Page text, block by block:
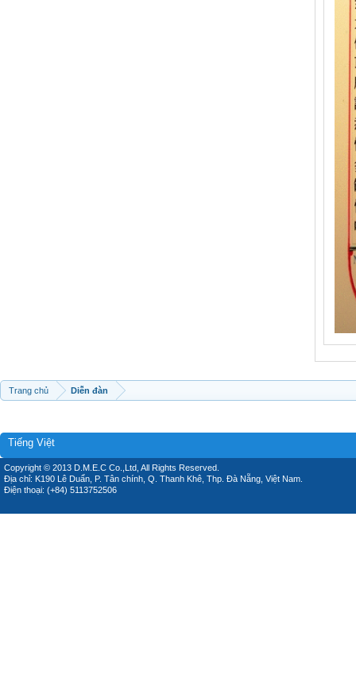
Trang chủ Diễn đàn
Tiếng Việt
Copyright © 2013 D.M.E.C Co.,Ltd, All Rights Reserved.
Địa chỉ: K190 Lê Duẩn, P. Tân chính, Q. Thanh Khê, Thp. Đà Nẵng, Việt Nam.
Điện thoại: (+84) 5113752506